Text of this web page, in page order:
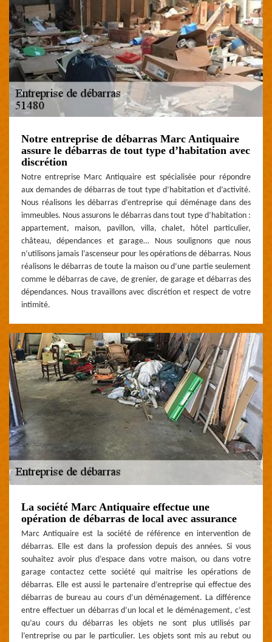
Notre entreprise de débarras Marc Antiquaire
assure le débarras de tout type d’habitation avec
discrétion
Notre entreprise Marc Antiquaire est spécialisée pour répondre
aux demandes de débarras de tout type d’habitation et d’activité.
Nous réalisons les débarras d’entreprise qui déménage dans des
immeubles. Nous assurons le débarras dans tout type d’habitation :
appartement, maison, pavillon, villa, chalet, hôtel particulier,
château, dépendances et garage… Nous soulignons que nous
n’utilisons jamais l’ascenseur pour les opérations de débarras. Nous
réalisons le débarras de toute la maison ou d’une partie seulement
comme le débarras de cave, de grenier, de garage et débarras des
dépendances. Nous travaillons avec discrétion et respect de votre
intimité.
La société Marc Antiquaire effectue une
opération de débarras de local avec assurance
Marc Antiquaire est la société de référence en intervention de
débarras. Elle est dans la profession depuis des années. Si vous
souhaitez avoir plus d’espace dans votre maison, ou dans votre
garage contactez cette société qui maitrise les opérations de
débarras. Elle est aussi le partenaire d’entreprise qui effectue des
débarras de bureau au cours d’un déménagement. La différence
entre effectuer un débarras d’un local et le déménagement, c’est
qu’au cours du débarras les objets ne sont plus utilisés par
l’entreprise ou par le particulier. Les objets sont mis au rebut ou